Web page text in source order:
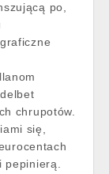
po,
chrupotów.
się,